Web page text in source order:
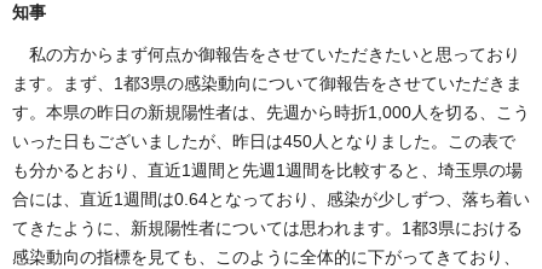
知事
私の方からまず何点か御報告をさせていただきたいと思っており
ます。まず、1都3県の感染動向について御報告をさせていただきま
す。本県の昨日の新規陽性者は、先週から時折1,000人を切る、こう
いった日もございましたが、昨日は450人となりました。この表で
も分かるとおり、直近1週間と先週1週間を比較すると、埼玉県の場
合には、直近1週間は0.64となっており、感染が少しずつ、落ち着い
てきたように、新規陽性者については思われます。1都3県における
感染動向の指標を見ても、このように全体的に下がってきており、